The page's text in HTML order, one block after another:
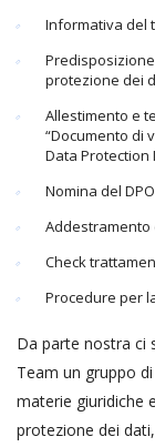
Informativa del
protezione dei
Allestimento e
“Documento di
Data Protection
Nomina del
Addestramento
Check
Procedure per
Da parte nostra ci
Team un gruppo
materie giuridiche
protezione dei